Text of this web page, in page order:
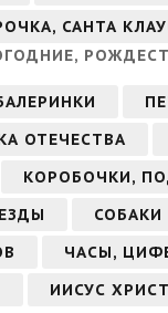
САНТА
ОТЕЧЕСТВА
КОРОБОЧКИ,
СОБАКИ
ЧАСЫ,
ИИСУС